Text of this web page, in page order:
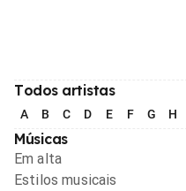
Todos artistas
A B C D E F G H
Músicas
Em alta
Estilos musicais